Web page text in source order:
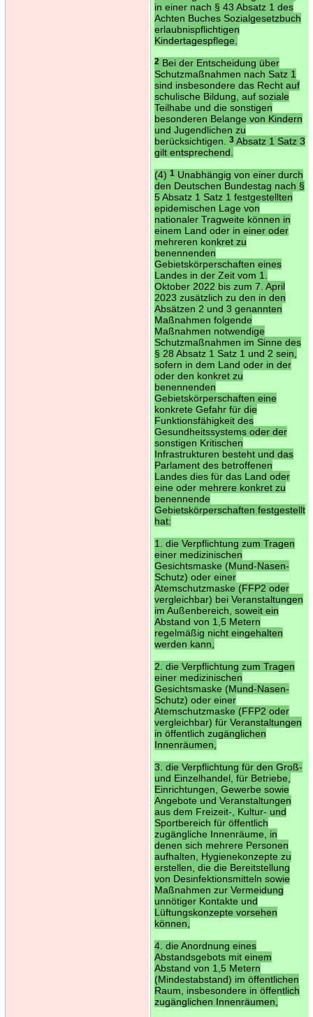
in einer nach § 43 Absatz 1 des
Achten Buches Sozialgesetzbuch
erlaubnispflichtigen
Kindertagespflege.
2Bei der Entscheidung über
Schutzmaßnahmen nach Satz 1
sind insbesondere das Recht auf
schulische Bildung, auf soziale
Teilhabe und die sonstigen
besonderen Belange von Kindern
und Jugendlichen zu
berücksichtigen.
3Absatz 1 Satz 3
gilt entsprechend.
(4) 1Unabhängig von einer durch
den Deutschen Bundestag nach §
5 Absatz 1 Satz 1 festgestellten
epidemischen Lage von
nationaler Tragweite können in
einem Land oder in einer oder
mehreren konkret zu
benennenden
Gebietskörperschaften eines
Landes in der Zeit vom 1.
Oktober 2022 bis zum 7. April
2023 zusätzlich zu den in den
Absätzen 2 und 3 genannten
Maßnahmen folgende
Maßnahmen notwendige
Schutzmaßnahmen im Sinne des
§ 28 Absatz 1 Satz 1 und 2 sein,
sofern in dem Land oder in der
oder den konkret zu
benennenden
Gebietskörperschaften eine
konkrete Gefahr für die
Funktionsfähigkeit des
Gesundheitssystems oder der
sonstigen Kritischen
Infrastrukturen besteht und das
Parlament des betroffenen
Landes dies für das Land oder
eine oder mehrere konkret zu
benennende
Gebietskörperschaften festgestellt
hat:
1. die Verpflichtung zum Tragen
einer medizinischen
Gesichtsmaske (Mund-Nasen-
Schutz) oder einer
Atemschutzmaske (FFP2 oder
vergleichbar) bei Veranstaltungen
im Außenbereich, soweit ein
Abstand von 1,5 Metern
regelmäßig nicht eingehalten
werden kann,
2. die Verpflichtung zum Tragen
einer medizinischen
Gesichtsmaske (Mund-Nasen-
Schutz) oder einer
Atemschutzmaske (FFP2 oder
vergleichbar) für Veranstaltungen
in öffentlich zugänglichen
Innenräumen,
3. die Verpflichtung für den Groß-
und Einzelhandel, für Betriebe,
Einrichtungen, Gewerbe sowie
Angebote und Veranstaltungen
aus dem Freizeit-, Kultur- und
Sportbereich für öffentlich
zugängliche Innenräume, in
denen sich mehrere Personen
aufhalten, Hygienekonzepte zu
erstellen, die die Bereitstellung
von Desinfektionsmitteln sowie
Maßnahmen zur Vermeidung
unnötiger Kontakte und
Lüftungskonzepte vorsehen
können,
4. die Anordnung eines
Abstandsgebots mit einem
Abstand von 1,5 Metern
(Mindestabstand) im öffentlichen
Raum, insbesondere in öffentlich
zugänglichen Innenräumen,